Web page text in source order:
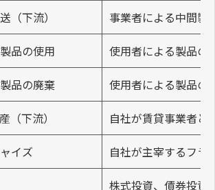
（下流） 事業者による中間製
品の使用 使用者による製品の
品の廃棄 使用者による製品
（下流） 自社が賃貸事業者と
イズ 自社が主宰するフラ
株式投資、債券投資